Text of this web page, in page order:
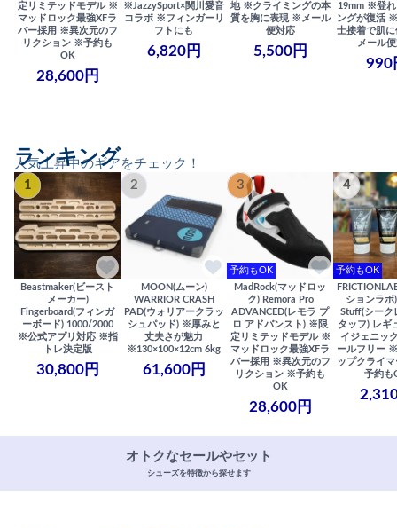
定リミテッドモデル ※
マッドロック最強XFラ
バー採用 ※異次元のフ
リクション ※予約も
OK
28,600円
※JazzySport×関川愛音
コラボ ※フィンガーリ
フトにも
6,820円
地 ※クライミングの本
質を胸に表現 ※メール
便対応
5,500円
19mm ※登れ
ングが復活
士接着で肌
メール
990
人気上昇中のギアをチェック！
ランキング
1
Beastmaker(ビースト
メーカー)
Fingerboard(フィンガ
ーボード) 1000/2000
※公式アプリ対応 ※指
トレ決定版
30,800円
2
MOON(ムーン)
WARRIOR CRASH
PAD(ウォリアークラッ
シュパッド) ※厚みと
丈夫さが魅力
※130×100×12cm 6kg
61,600円
3
予約もOK
MadRock(マッドロッ
ク) Remora Pro
ADVANCED(レモラ プ
ロ アドバンスト) ※限
定リミテッドモデル ※
マッドロック最強XFラ
バー採用 ※異次元のフ
リクション ※予約も
OK
28,600円
4
予約もOK
ションラボ
Stuff(シーク
タッフ) レギ
イジェニッ
ールフリー
ップクライ
予約も
オトクなセールやセット
シューズを特徴から探せます